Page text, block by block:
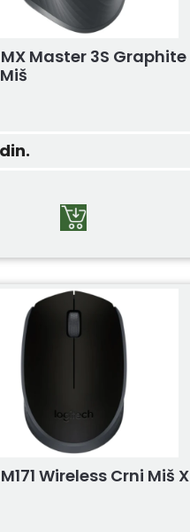
MX Master 3S Graphite
din.
Wireless Crni Miš X